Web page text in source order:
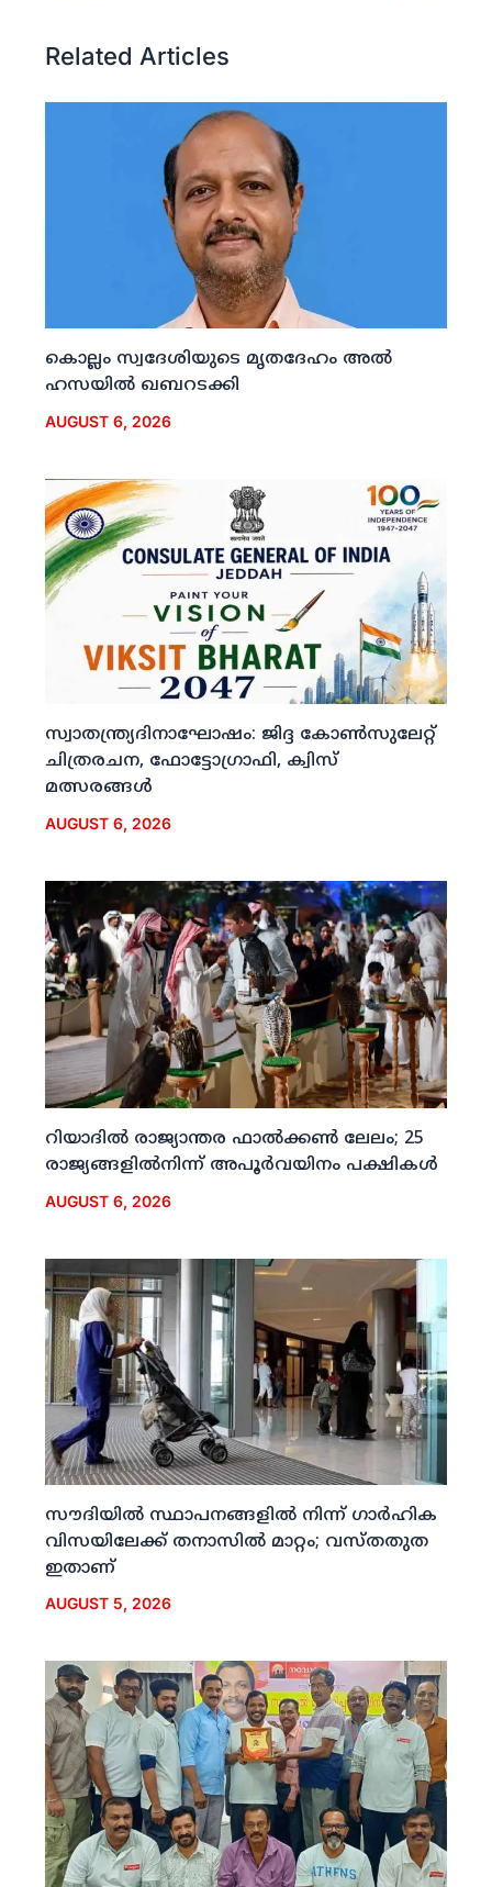
Related Articles
കൊല്ലം സ്വദേശിയുടെ മൃതദേഹം അല്‍
ഹസയില്‍ ഖബറടക്കി
AUGUST 6, 2026
സ്വാതന്ത്ര്യദിനാഘോഷം: ജിദ്ദ കോണ്‍സുലേറ്റ്
ചിത്രരചന, ഫോട്ടോഗ്രാഫി, ക്വിസ്
മത്സരങ്ങള്‍
AUGUST 6, 2026
റിയാദില്‍ രാജ്യാന്തര ഫാല്‍ക്കണ്‍ ലേലം; 25
രാജ്യങ്ങളില്‍നിന്ന് അപൂര്‍വയിനം പക്ഷികള്‍
AUGUST 6, 2026
സൗദിയില്‍ സ്ഥാപനങ്ങളില്‍ നിന്ന് ഗാര്‍ഹിക
വിസയിലേക്ക് തനാസില്‍ മാറ്റം; വസ്തതുത
ഇതാണ്
AUGUST 5, 2026